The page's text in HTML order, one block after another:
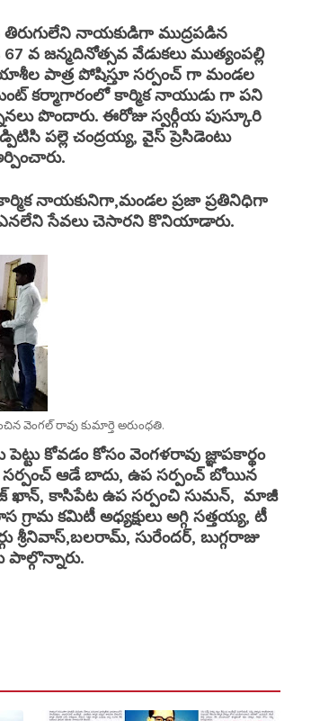
నాయకుడిగా ముద్రపడిన
వ జన్మదినోత్సవ వేడుకలు ముత్యంపల్లి
పాత్ర పోషిస్తూ సర్పంచ్ గా మండల
కర్మాగారంలో కార్మిక నాయుడు గా పని
పొందారు. ఈరోజు స్వర్గీయ పుస్కూరి
పల్లె చంద్రయ్య, వైస్ ప్రెసిడెంటు
నాయకునిగా,మండల ప్రజా ప్రతినిధిగా
ఎనలేని సేవలు చెసారని కొనియాడారు.
వెంగల్ రావు కుమార్తె అరుంధతి.
పెట్టు కోవడం కోసం వెంగళరావు జ్ఞాపకార్థం
సర్పంచ్ ఆడే బాదు, ఉప సర్పంచ్ బోయిన
ఖాన్, కాసిపేట ఉప సర్పంచి సుమన్, మాజీ
కమిటీ అధ్యక్షులు అగ్గి సత్తయ్య, టీ
శ్రీనివాస్,బలరామ్, సురేందర్, బుగ్గరాజు